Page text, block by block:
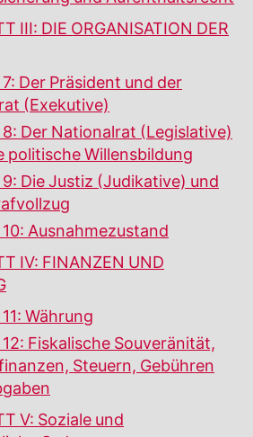
III: DIE ORGANISATION DER
Der Präsident und der
(Exekutive)
Der Nationalrat (Legislative)
politische Willensbildung
Die Justiz (Judikative) und
Ausnahmezustand
IV: FINANZEN UND
Währung
Fiskalische Souveränität,
Steuern, Gebühren
V: Soziale und